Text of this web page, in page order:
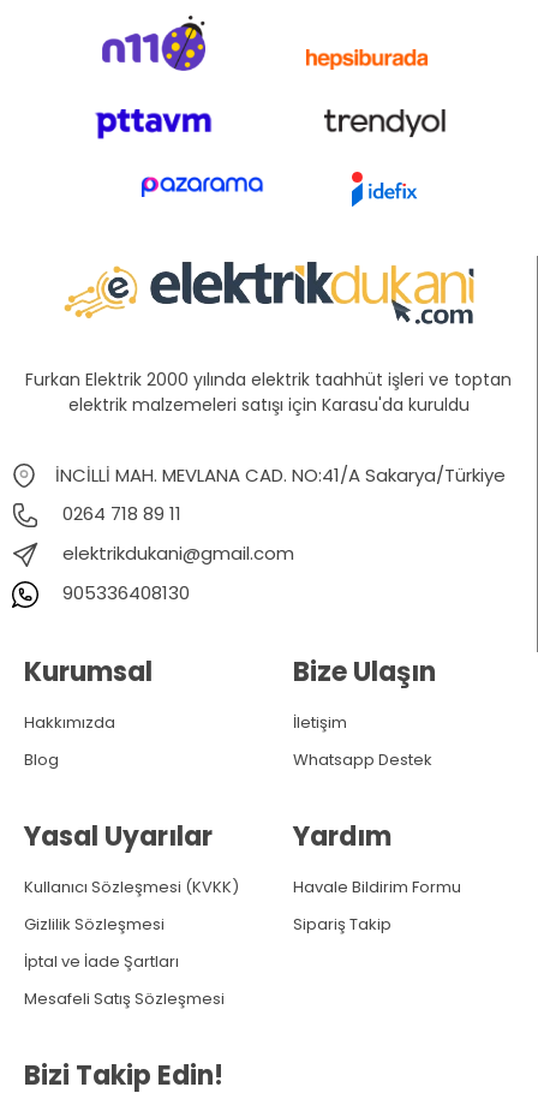
Furkan Elektrik 2000 yılında elektrik taahhüt işleri ve toptan
elektrik malzemeleri satışı için Karasu'da kuruldu
İNCİLLİ MAH. MEVLANA CAD. NO:41/A Sakarya/Türkiye
0264 718 89 11
elektrikdukani@gmail.com
905336408130
Kurumsal
Hakkımızda
Blog
Yasal Uyarılar
Kullanıcı Sözleşmesi (KVKK)
Gizlilik Sözleşmesi
İptal ve İade Şartları
Mesafeli Satış Sözleşmesi
Bize Ulaşın
İletişim
Whatsapp Destek
Yardım
Havale Bildirim Formu
Sipariş Takip
Bizi Takip Edin!